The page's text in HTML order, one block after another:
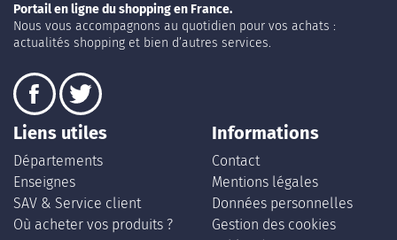
Portail en ligne du shopping en France.
Nous vous accompagnons au quotidien pour vos achats :
actualités shopping et bien d’autres services.
Liens utiles
Départements
Enseignes
SAV & Service client
Où acheter vos produits ?
Informations
Contact
Mentions légales
Données personnelles
Gestion des cookies